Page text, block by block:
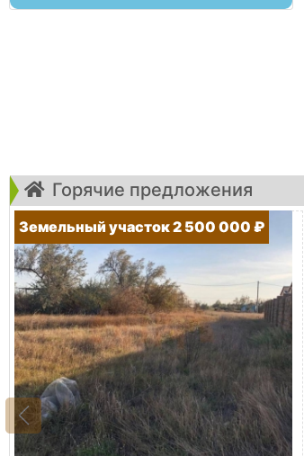
Горячие предложения
Земельный участок 2 500 000 ₽